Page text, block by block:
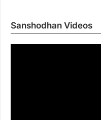
Sanshodhan Videos